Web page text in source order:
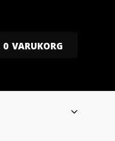
0 VARUKORG